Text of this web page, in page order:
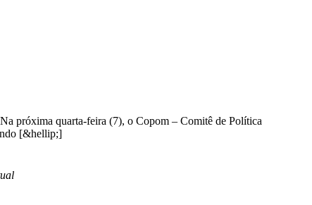
próxima quarta-feira (7), o Copom – Comitê de Política
[&hellip;]